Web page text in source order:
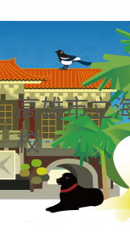
高雄市立
校